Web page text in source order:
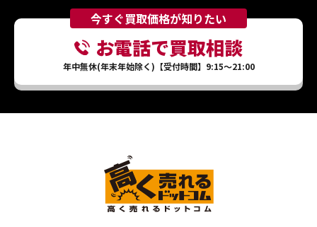
今すぐ買取価格が知りたい
お電話で買取相談
年中無休(年末年始除く)【受付時間】9:15～21:00